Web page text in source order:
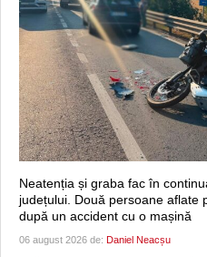
Neatenția și graba fac în
județului. Două persoane aflate
după un accident cu o mașină
06 august 2026 de: Daniel Neacșu